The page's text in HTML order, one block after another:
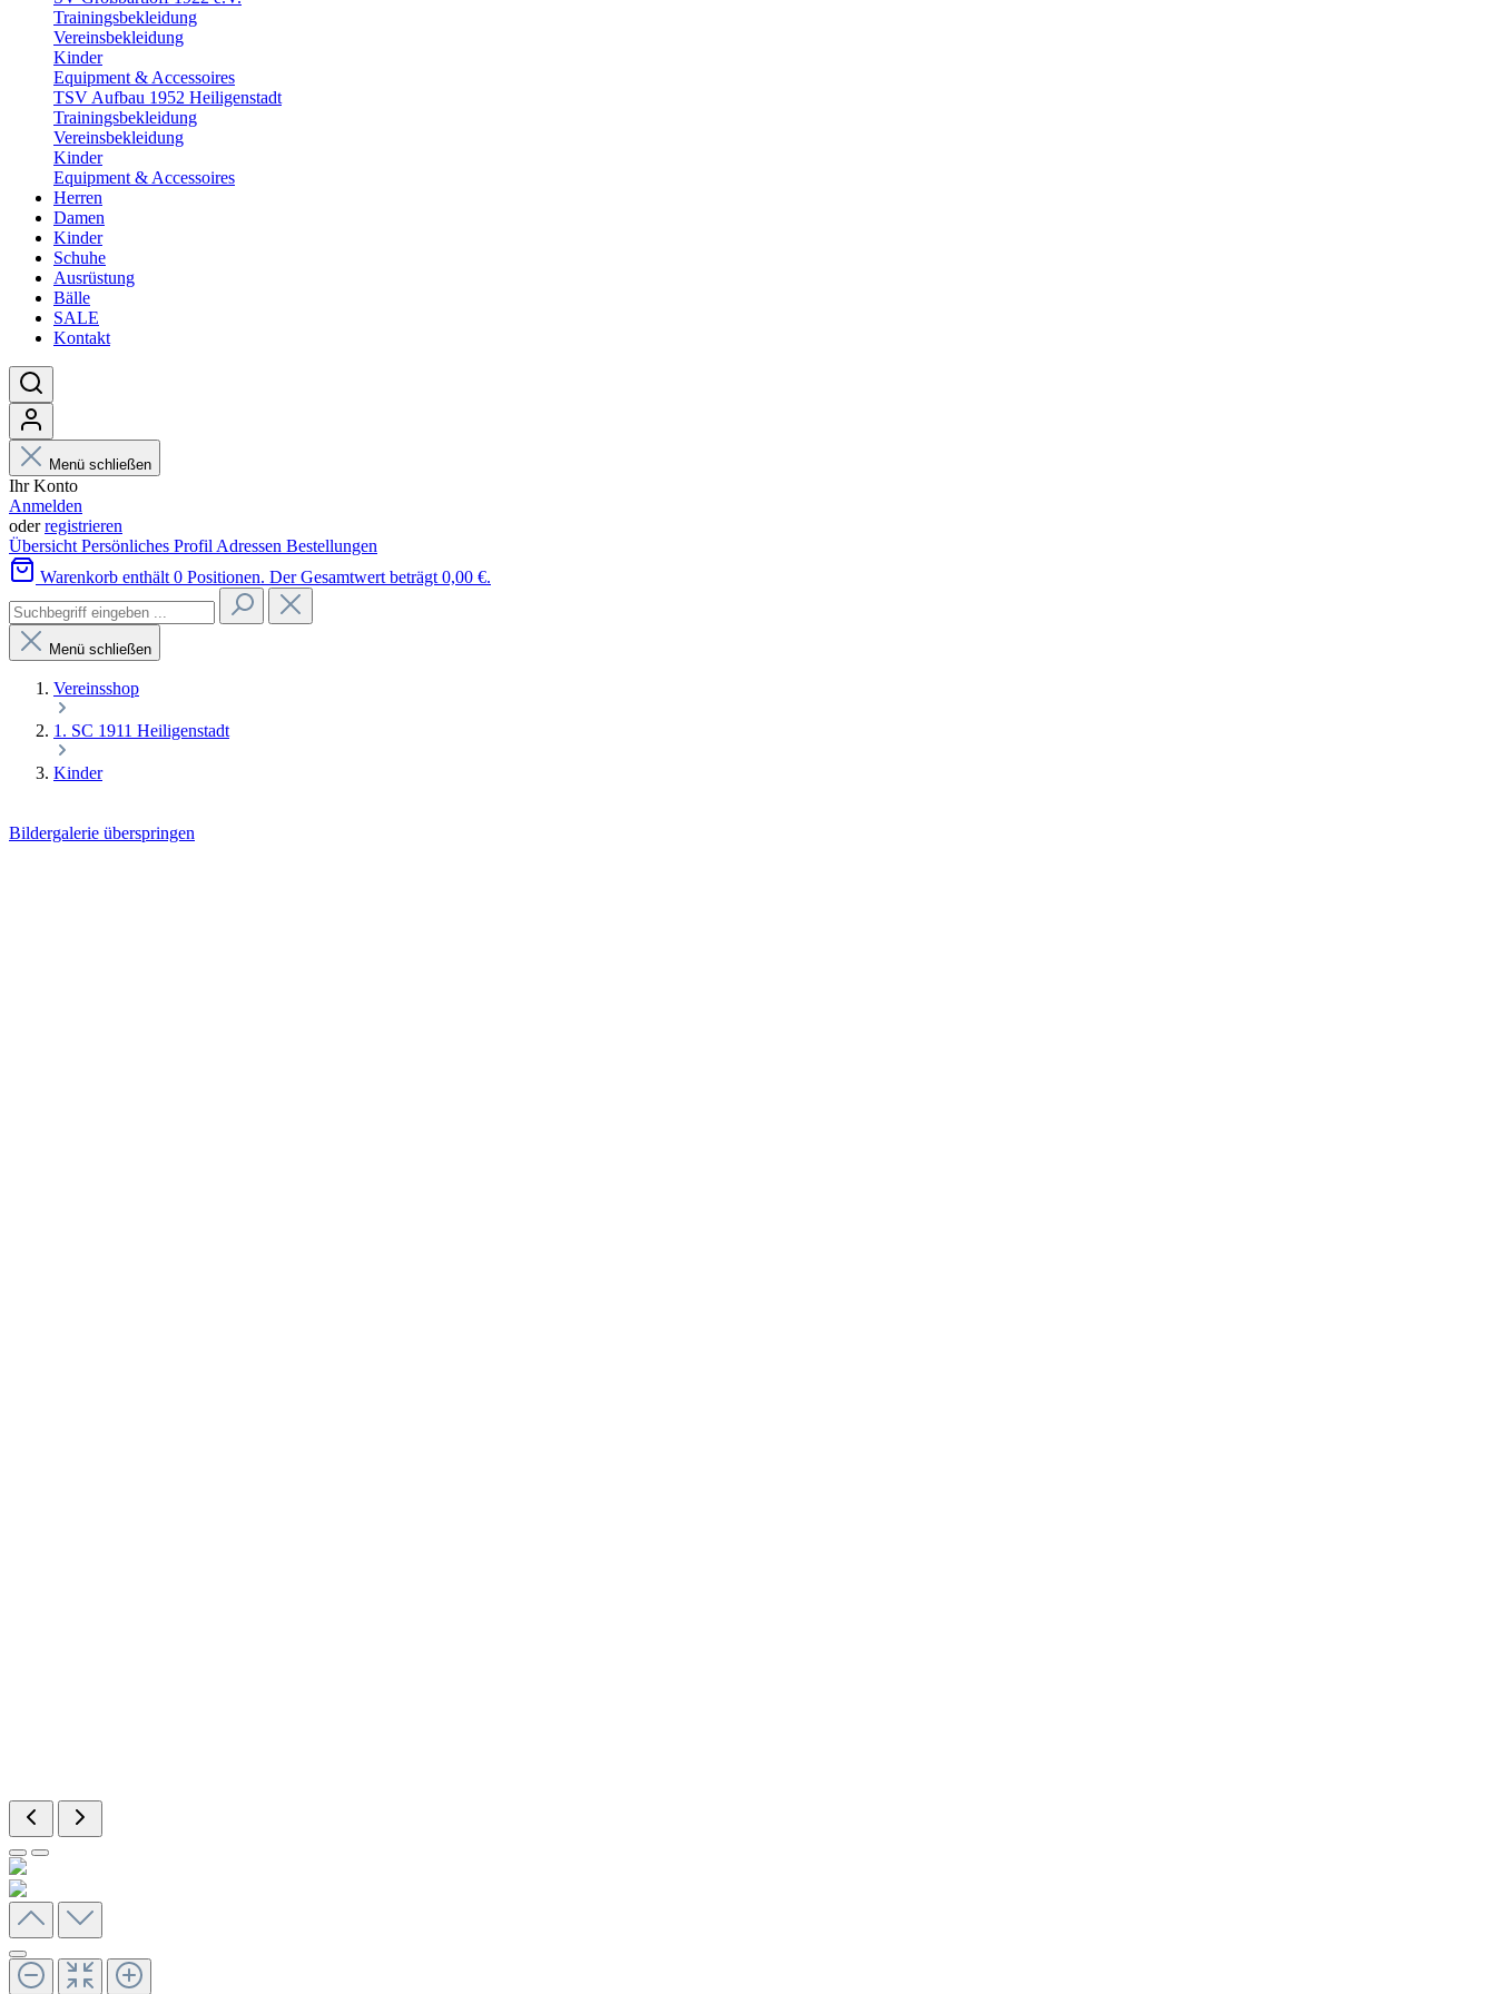
Trainingsbekleidung
Vereinsbekleidung
Kinder
Equipment & Accessoires
TSV Aufbau 1952 Heiligenstadt
Trainingsbekleidung
Vereinsbekleidung
Kinder
Equipment & Accessoires
Herren
Damen
Kinder
Schuhe
Ausrüstung
Bälle
SALE
Kontakt
Menü schließen
Ihr Konto
Anmelden
oderregistrieren
Übersicht Persönliches Profil Adressen Bestellungen
Warenkorb enthält 0 Positionen. Der Gesamtwert beträgt 0,00 €.
Menü schließen
Vereinsshop
1. SC 1911 Heiligenstadt
Kinder
Bildergalerie überspringen